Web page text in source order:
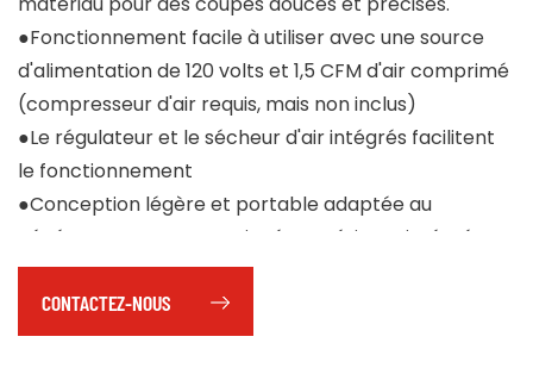
●Fonctionnement facile à utiliser avec une source
d'alimentation de 120 volts et 1,5 CFM d'air comprimé
(compresseur d'air requis, mais non inclus)
●Le régulateur et le sécheur d'air intégrés facilitent
le fonctionnement
●Conception légère et portable adaptée au
générateur avec une poignée supérieure intégrée
pour un déplacement facile d'un chantier à l'autre
●Le boîtier robuste entièrement métallique peut
gérer les tâches quotidiennes difficiles
CONTACTEZ-NOUS